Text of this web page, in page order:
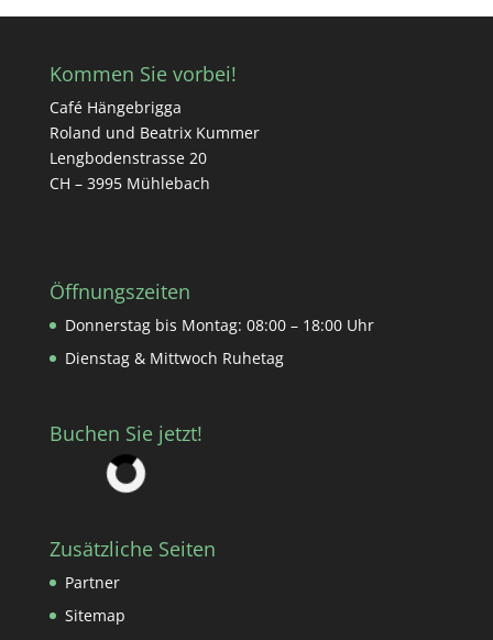
Kommen Sie vorbei!
Café Hängebrigga
Roland und Beatrix Kummer
Lengbodenstrasse 20
CH – 3995 Mühlebach
Öffnungszeiten
Donnerstag bis Montag: 08:00 – 18:00 Uhr
Dienstag & Mittwoch Ruhetag
Buchen Sie jetzt!
Zusätzliche Seiten
Partner
Sitemap